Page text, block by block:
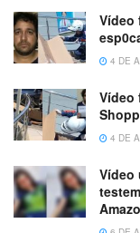
Vídeo
4 DE
Vídeo
4 DE
Vídeo